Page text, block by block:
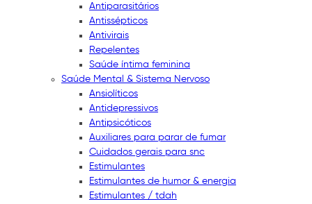
Antiparasitários
Antissépticos
Antivirais
Repelentes
Saúde íntima feminina
Saúde Mental & Sistema Nervoso
Ansiolíticos
Antidepressivos
Antipsicóticos
Auxiliares para parar de fumar
Cuidados gerais para snc
Estimulantes
Estimulantes de humor & energia
Estimulantes / tdah